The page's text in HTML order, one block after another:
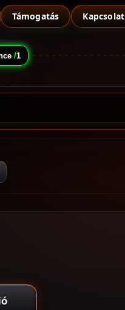
Támogatás Kapcsolat
/1